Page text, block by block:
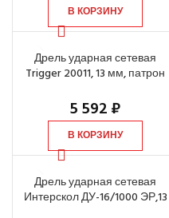
В КОРЗИНУ
Дрель ударная сетевая
Trigger 20011, 13 мм, патрон
мин
5 592₽
В КОРЗИНУ
Дрель ударная сетевая
Интерскол ДУ-16/1000 ЭР,13